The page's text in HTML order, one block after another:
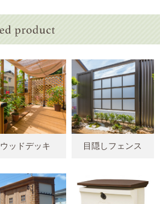
ウッドデッキ 目隠しフェンス